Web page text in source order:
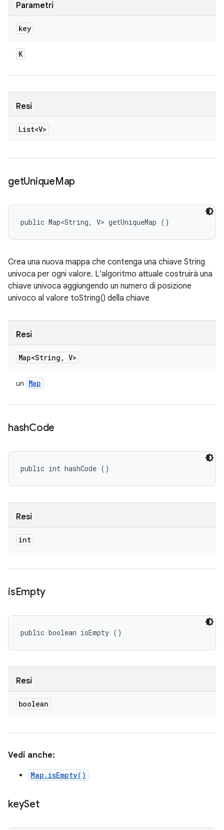
Parametri
key
K
Resi
List<V>
getUniqueMap
public Map<String, V> getUniqueMap ()
Crea una nuova mappa che contenga una chiave String
univoca per ogni valore. L'algoritmo attuale costruirà una
chiave univoca aggiungendo un numero di posizione
univoco al valore toString() della chiave
Resi
Map<String , V>
un Map
hashCode
public int hashCode ()
Resi
int
isEmpty
public boolean isEmpty ()
Resi
boolean
Vedi anche:
Map.isEmpty()
keySet